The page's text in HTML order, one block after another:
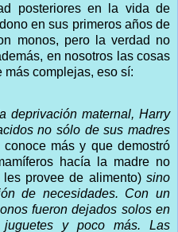
posteriores en la vida de
en sus primeros años de
monos, pero la verdad no
en nosotros las cosas
complejas, eso sí:
deprivación maternal, Harry
no sólo de sus madres
más y que demostró
hacía la madre no
provee de alimento) sino
de necesidades. Con un
fueron dejados solos en
y poco más. Las